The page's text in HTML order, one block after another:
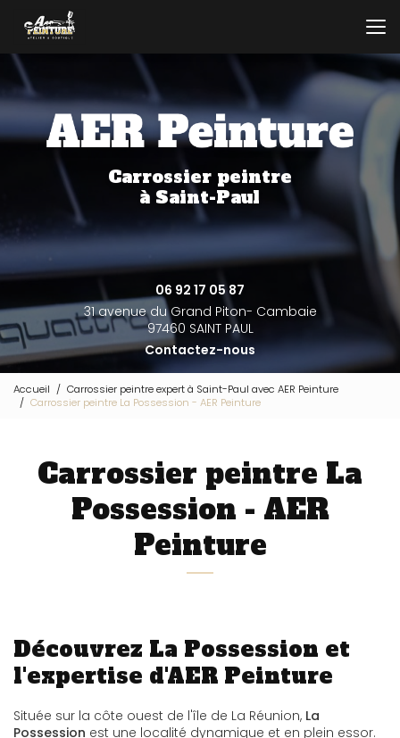
contenu
principal
Carrossier peintre
à Saint-Paul
06 92 17 05 87
31 avenue du Grand Piton- Cambaie
97460 SAINT PAUL
Contactez-nous
Accueil
Carrossier peintre expert à Saint-Paul avec AER Peinture
Carrossier peintre La Possession - AER Peinture
Carrossier peintre La
Possession - AER
Peinture
Découvrez La Possession et
l'expertise d'AER Peinture
Située sur la côte ouest de l'île de La Réunion, La
Possession est une localité dynamique et en plein essor.